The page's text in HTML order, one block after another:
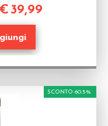
€ 39,99
SCONTO 60.5%